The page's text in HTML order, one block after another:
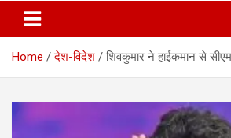
Home देश-विदेश शिवकुमार ने हाईकमान से